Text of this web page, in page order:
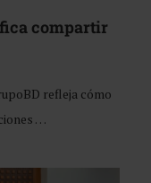
compartir
refleja cómo
…